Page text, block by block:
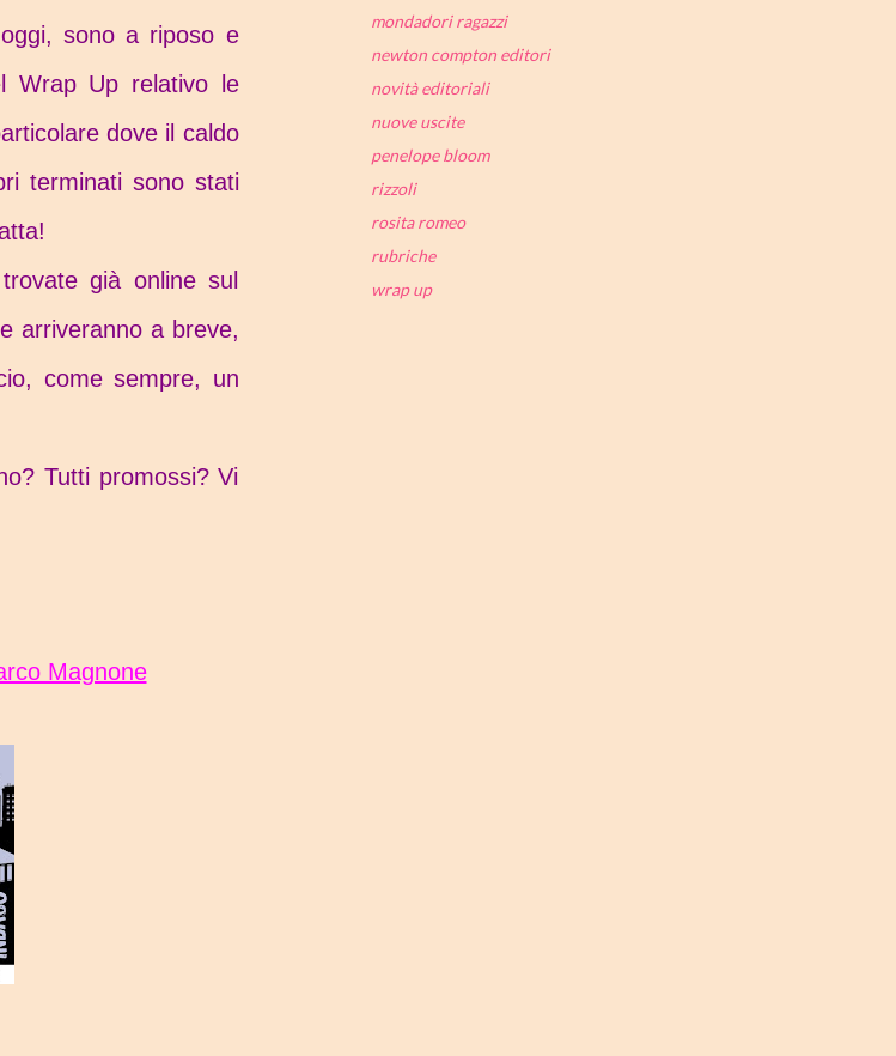
sono a riposo e
Wrap Up relativo le
dove il caldo
terminati sono stati
già online sul
arriveranno a breve,
come sempre, un
Tutti promossi? Vi
Magnone
mondadori ragazzi
newton compton editori
novità editoriali
nuove uscite
penelope bloom
rizzoli
rosita romeo
rubriche
wrap up